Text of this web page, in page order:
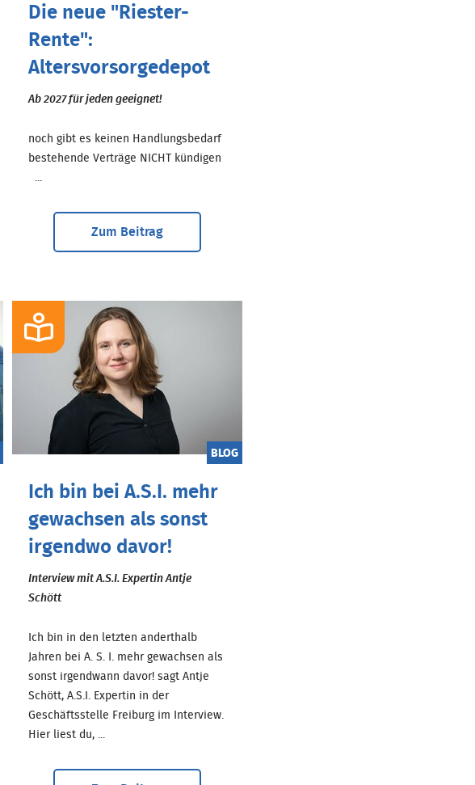
Die neue "Riester-
Rente":
Altersvorsorgedepot
Ab 2027 für jeden geeignet!
noch gibt es keinen Handlungsbedarf
bestehende Verträge NICHT kündigen
...
Zum Beitrag
BLOG
Ich bin bei A.S.I. mehr
gewachsen als sonst
irgendwo davor!
Interview mit A.S.I. Expertin Antje
Schött
Ich bin in den letzten anderthalb
Jahren bei A. S. I. mehr gewachsen als
sonst irgendwann davor! sagt Antje
Schött, A.S.I. Expertin in der
Geschäftsstelle Freiburg im Interview.
Hier liest du, ...